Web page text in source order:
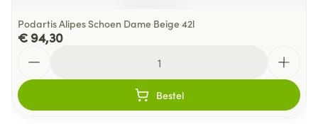
Podartis Alipes Schoen Dame Beige 42l
€ 94,30
Bestel